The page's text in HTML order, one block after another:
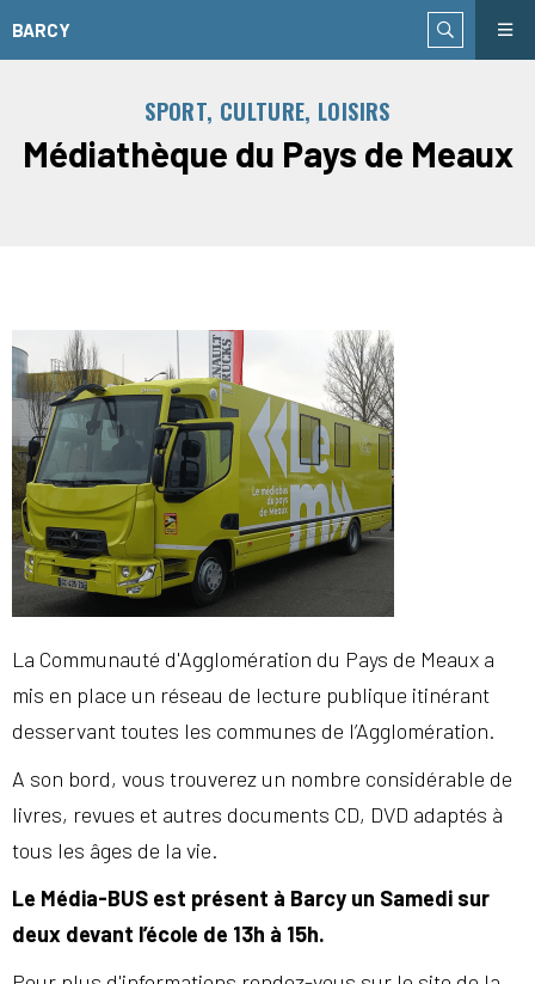
BARCY
SPORT, CULTURE, LOISIRS
Médiathèque du Pays de Meaux
La Communauté d'Agglomération du Pays de Meaux a
mis en place un réseau de lecture publique itinérant
desservant toutes les communes de l’Agglomération.
A son bord, vous trouverez un nombre considérable de
livres, revues et autres documents CD, DVD adaptés à
tous les âges de la vie.
Le Média-BUS est présent à Barcy un Samedi sur
deux devant l’école de 13h à 15h.